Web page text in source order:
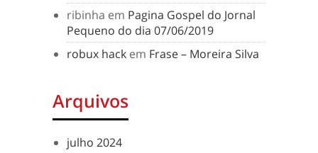
ribinha em Pagina Gospel do Jornal
Pequeno do dia 07/06/2019
robux hack em Frase – Moreira Silva
Arquivos
julho 2024